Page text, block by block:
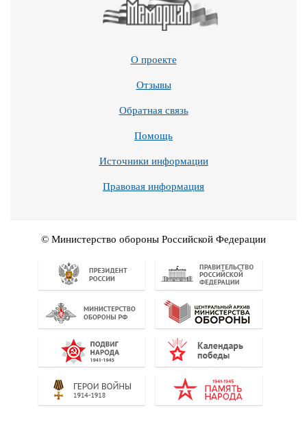
О проекте
Отзывы
Обратная связь
Помощь
Источники информации
Правовая информация
© Министерство обороны Российской Федерации